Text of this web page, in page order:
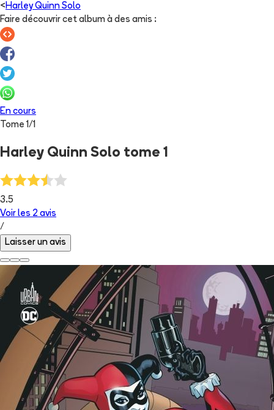
< Harley Quinn Solo
Faire découvrir cet album à des amis :
En cours
Tome1/1
Harley Quinn Solo tome 1
3.5
Voir les 2 avis
/
Laisser un avis